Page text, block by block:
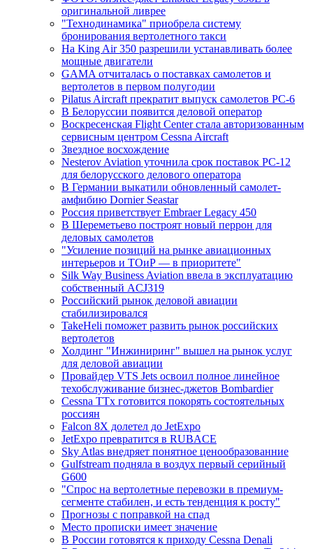
оригинальной ливрее
"Технодинамика" приобрела систему
бронирования вертолетного такси
На King Air 350 разрешили устанавливать более
мощные двигатели
GAMA отчиталась о поставках самолетов и
вертолетов в первом полугодии
Pilatus Aircraft прекратит выпуск самолетов PC-6
В Белоруссии появится деловой оператор
Воскресенская Flight Center стала авторизованным
сервисным центром Cessna Aircraft
Звездное восхождение
Nesterov Aviation уточнила срок поставок PC-12
для белорусского делового оператора
В Германии выкатили обновленный самолет-
амфибию Dornier Seastar
Россия приветствует Embraer Legacy 450
В Шереметьево построят новый перрон для
деловых самолетов
"Усиление позиций на рынке авиационных
интерьеров и ТОиР — в приоритете"
Silk Way Business Aviation ввела в эксплуатацию
собственный ACJ319
Российский рынок деловой авиации
стабилизировался
TakeHeli поможет развить рынок российских
вертолетов
Холдинг "Инжиниринг" вышел на рынок услуг
для деловой авиации
Провайдер VTS Jets освоил полное линейное
техобслуживание бизнес-джетов Bombardier
Cessna TTx готовится покорять состоятельных
россиян
Falcon 8X долетел до JetExpo
JetExpo превратится в RUBACE
Sky Atlas внедряет понятное ценообразованние
Gulfstream подняла в воздух первый серийный
G600
"Спрос на вертолетные перевозки в премиум-
сегменте стабилен, и есть тенденция к росту"
Прогнозы с поправкой на спад
Место прописки имеет значение
В России готовятся к приходу Cessna Denali